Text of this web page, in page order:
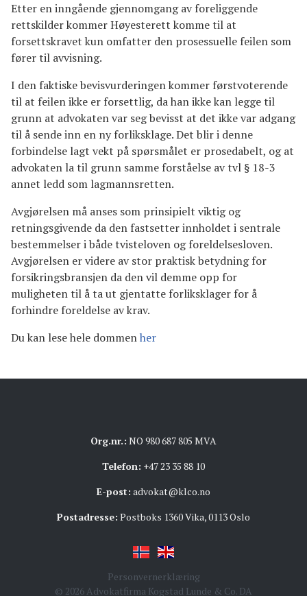
Etter en inngående gjennomgang av foreliggende
rettskilder kommer Høyesterett komme til at
forsettskravet kun omfatter den prosessuelle feilen som
fører til avvisning.
I den faktiske bevisvurderingen kommer førstvoterende
til at feilen ikke er forsettlig, da han ikke kan legge til
grunn at advokaten var seg bevisst at det ikke var adgang
til å sende inn en ny forliksklage. Det blir i denne
forbindelse lagt vekt på spørsmålet er prosedabelt, og at
advokaten la til grunn samme forståelse av tvl § 18-3
annet ledd som lagmannsretten.
Avgjørelsen må anses som prinsipielt viktig og
retningsgivende da den fastsetter innholdet i sentrale
bestemmelser i både tvisteloven og foreldelsesloven.
Avgjørelsen er videre av stor praktisk betydning for
forsikringsbransjen da den vil demme opp for
muligheten til å ta ut gjentatte forliksklager for å
forhindre foreldelse av krav.
Du kan lese hele dommenher
Org.nr.: NO 980 687 805 MVA
Telefon: +47 23 35 88 10
E-post: advokat@klco.no
Postadresse: Postboks 1360 Vika, 0113 Oslo
Personvernerklæring
© 2026 Advokatfirma Kogstad Lunde & Co. DA